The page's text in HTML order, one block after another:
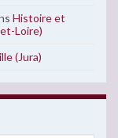
Histoire et
Loire)
(Jura)